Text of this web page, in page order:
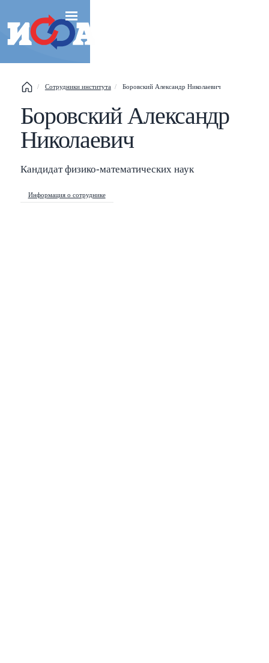
Сотрудники института Боровский Александр Николаевич
Боровский Александр
Николаевич
Кандидат физико-математических наук
Информация о сотруднике
This help popup Shift
Search popup /
Navigate posts